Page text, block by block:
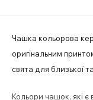
Чашка кольорова
оригінальним
свята для близької
Кольори чашок, які є